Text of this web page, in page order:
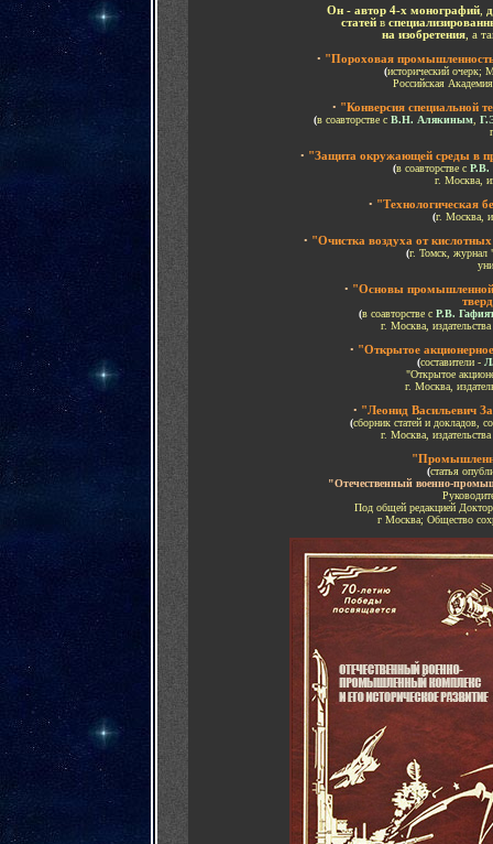
Он - автор 4-х монографий,
статей в
на изобретения а
• "Пороховая
(исторический очерк;
Российская
• "Конверсия специальной
(в соавторстве с В.Н. Алякиным
• "Защита окружающей среды в
(в соавторстве с Р.В.
г. Москва,
• "Технологическая
(г. Москва,
• "Очистка воздуха от
(г. Томск, журнал
• "Основы промышленной
(в соавторстве с Р.В.
г. Москва,
• "Открытое
(составители -
"Открытое
г. Москва,
• "Леонид Васильевич
(сборник статей и докладов,
г. Москва,
(статья
"Отечественный военно-
Под общей редакцией
г Москва; Общество